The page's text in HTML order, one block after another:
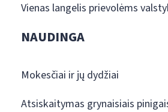
Vienas langelis prievolėms
NAUDINGA
Mokesčiai ir jų dydžiai
Atsiskaitymas grynaisiais